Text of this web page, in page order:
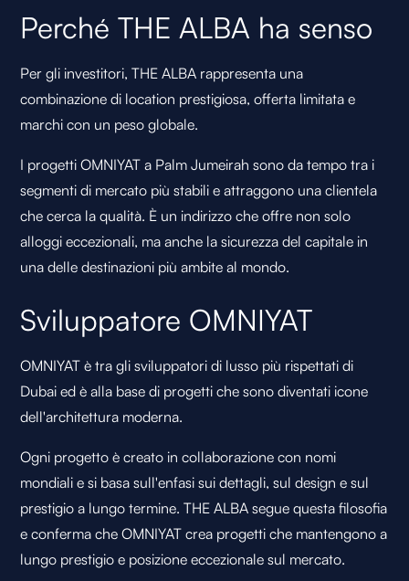
Perché THE ALBA ha senso
Per gli investitori, THE ALBA rappresenta una
combinazione di location prestigiosa, offerta limitata e
marchi con un peso globale.
I progetti OMNIYAT a Palm Jumeirah sono da tempo tra i
segmenti di mercato più stabili e attraggono una clientela
che cerca la qualità. È un indirizzo che offre non solo
alloggi eccezionali, ma anche la sicurezza del capitale in
una delle destinazioni più ambite al mondo.
Sviluppatore OMNIYAT
OMNIYAT è tra gli sviluppatori di lusso più rispettati di
Dubai ed è alla base di progetti che sono diventati icone
dell'architettura moderna.
Ogni progetto è creato in collaborazione con nomi
mondiali e si basa sull'enfasi sui dettagli, sul design e sul
prestigio a lungo termine. THE ALBA segue questa filosofia
e conferma che OMNIYAT crea progetti che mantengono a
lungo prestigio e posizione eccezionale sul mercato.